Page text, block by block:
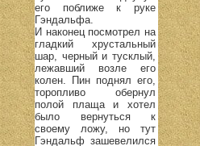
его поближе к руке
Гэндальфа.
И наконец посмотрел на
гладкий хрустальный
шар, черный и тусклый,
лежавший возле его
колен. Пин поднял его,
торопливо обернул
полой плаща и хотел
было вернуться к
своему ложу, но тут
Гэндальф зашевелился